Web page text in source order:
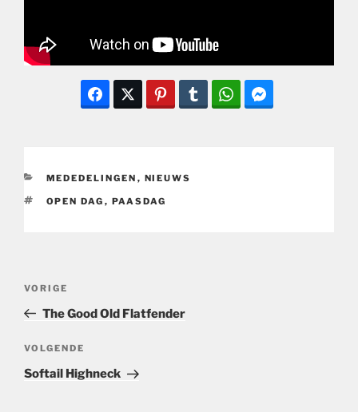
CATEGORIEËN
MEDEDELINGEN , NIEUWS
TAGS
OPEN DAG , PAASDAG
Vorig
bericht
VORIGE
The Good Old Flatfender
Volgend
bericht
VOLGENDE
Softail Highneck